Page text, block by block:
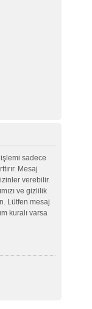
işlemi sadece
Mesaj
verebilir.
ve gizlilik
Lütfen mesaj
kuralı varsa